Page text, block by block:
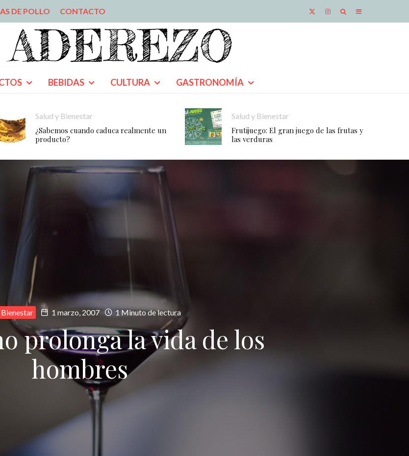
DE POLLO CONTACTO
BEBIDAS CULTURA GASTRONOMÍA
Salud y Bienestar
¿Sabemos cuando caduca realmente un
producto?
Salud y Bienestar
Frutijuego: El gran juego de las frutas y
las verduras
Bienestar 1 marzo, 2007 1 Minuto de lectura
prolonga la vida de los
hombres